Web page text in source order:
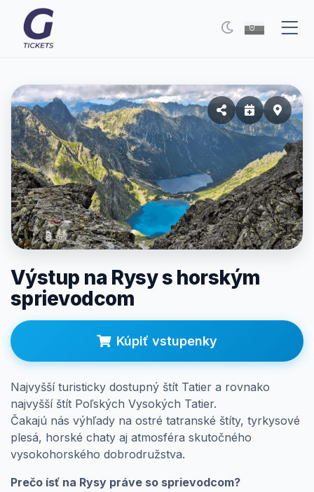
Eventy
FAQ
Moje vstupenky
Kontakt
Všeobecné podmienky
O nás
Prepnúť na tmavý režim
Prihlásenie
Výstup na Rysy s horským
sprievodcom
Kúpiť vstupenky
Najvyšší turisticky dostupný štít Tatier a rovnako
najvyšší štít Poľských Vysokých Tatier.
Čakajú nás výhľady na ostré tatranské štíty, tyrkysové
plesá, horské chaty aj atmosféra skutočného
vysokohorského dobrodružstva.
Prečo ísť na Rysy práve so sprievodcom?